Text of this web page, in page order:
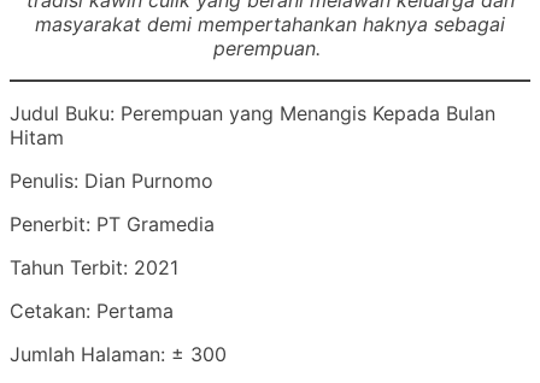
masyarakat demi mempertahankan haknya sebagai
perempuan.
Judul Buku: Perempuan yang Menangis Kepada Bulan
Hitam
Penulis: Dian Purnomo
Penerbit: PT Gramedia
Tahun Terbit: 2021
Cetakan: Pertama
Jumlah Halaman: ± 300